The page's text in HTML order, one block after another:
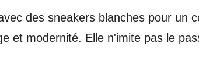
des sneakers blanches pour un
et modernité. Elle n'imite pas le